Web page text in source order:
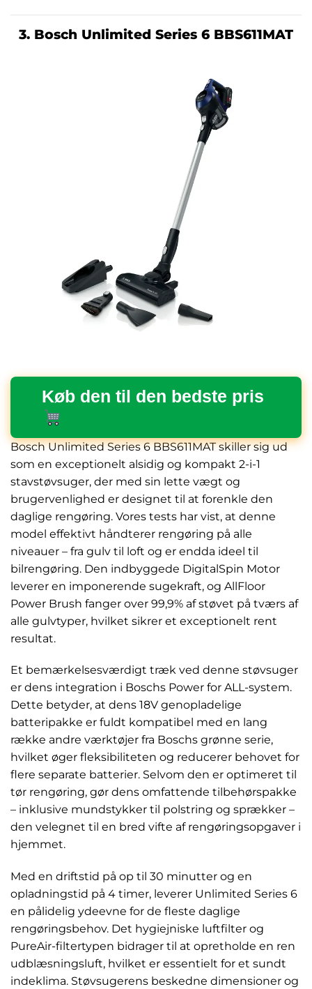
3. Bosch Unlimited Series 6 BBS611MAT
Køb den til den bedste pris
Bosch Unlimited Series 6 BBS611MAT skiller sig ud
som en exceptionelt alsidig og kompakt 2-i-1
stavstøvsuger, der med sin lette vægt og
brugervenlighed er designet til at forenkle den
daglige rengøring. Vores tests har vist, at denne
model effektivt håndterer rengøring på alle
niveauer – fra gulv til loft og er endda ideel til
bilrengøring. Den indbyggede DigitalSpin Motor
leverer en imponerende sugekraft, og AllFloor
Power Brush fanger over 99,9% af støvet på tværs af
alle gulvtyper, hvilket sikrer et exceptionelt rent
resultat.
Et bemærkelsesværdigt træk ved denne støvsuger
er dens integration i Boschs Power for ALL-system.
Dette betyder, at dens 18V genopladelige
batteripakke er fuldt kompatibel med en lang
række andre værktøjer fra Boschs grønne serie,
hvilket øger fleksibiliteten og reducerer behovet for
flere separate batterier. Selvom den er optimeret til
tør rengøring, gør dens omfattende tilbehørspakke
– inklusive mundstykker til polstring og sprækker –
den velegnet til en bred vifte af rengøringsopgaver i
hjemmet.
Med en driftstid på op til 30 minutter og en
opladningstid på 4 timer, leverer Unlimited Series 6
en pålidelig ydeevne for de fleste daglige
rengøringsbehov. Det hygiejniske luftfilter og
PureAir-filtertypen bidrager til at opretholde en ren
udblæsningsluft, hvilket er essentielt for et sundt
indeklima. Støvsugerens beskedne dimensioner og